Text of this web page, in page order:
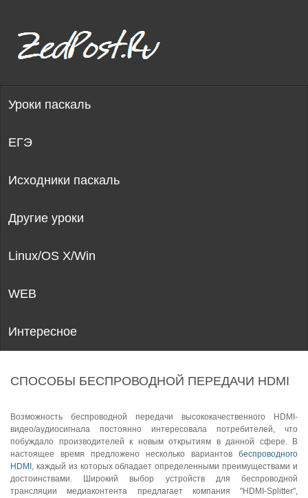
Уроки паскаль
ЕГЭ
Исходники паскаль
Другие уроки
Linux/OS X/Win
WEB
Интересное
СПОСОБЫ БЕСПРОВОДНОЙ ПЕРЕДАЧИ HDMI
Возможность беспроводной передачи высококачественного HDMI-
видео/аудиосигнала постоянно интересовала потребителей, что
побуждало производителей к новым открытиям в данной сфере. В
настоящее время предложено несколько вариантов беспроводного
HDMI , каждый из которых обладает определенными преимуществами и
достоинствами. Широкий выбор устройств для беспроводной
трансляции медиаконтента предлагает компания "HDMI-Splitter",